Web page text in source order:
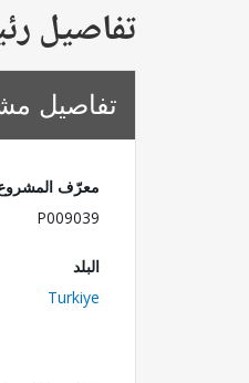
تفاصيل
تفاصيل
معرّف
P009039
البلد
Turkiye